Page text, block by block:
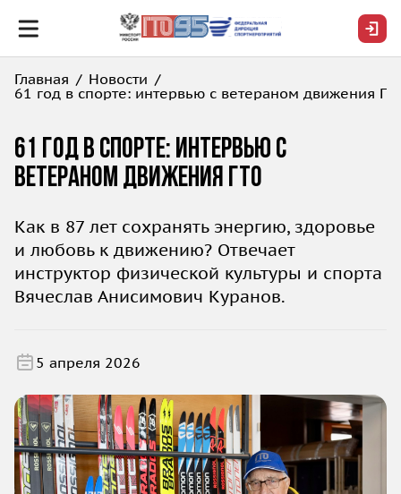
Главная
Новости
61 год в спорте: интервью с ветераном движения
61 год в спорте: интервью с
ветераном движения ГТО
Как в 87 лет сохранять энергию, здоровье
и любовь к движению? Отвечает
инструктор физической культуры и спорта
Вячеслав Анисимович Куранов.
5 апреля 2026